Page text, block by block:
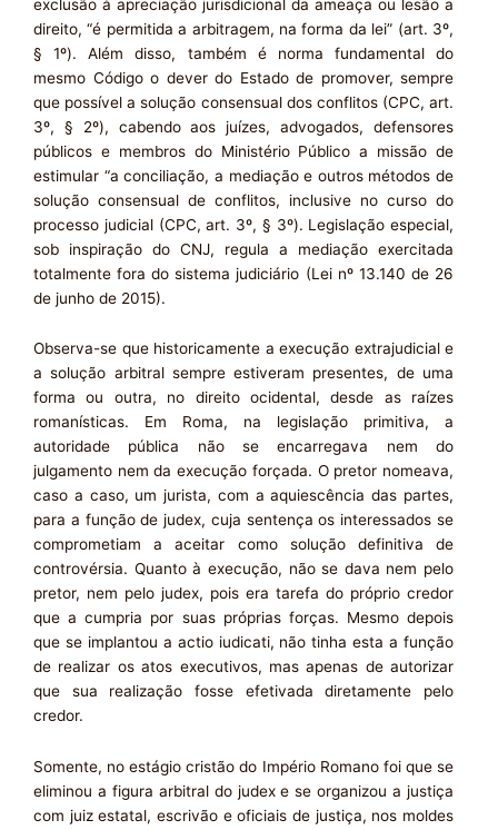
exclusão à apreciação jurisdicional da ameaça ou lesão a
direito, “é permitida a arbitragem, na forma da lei” (art. 3º,
§ 1º). Além disso, também é norma fundamental do
mesmo Código o dever do Estado de promover, sempre
que possível a solução consensual dos conflitos (CPC, art.
3º, § 2º), cabendo aos juízes, advogados, defensores
públicos e membros do Ministério Público a missão de
estimular “a conciliação, a mediação e outros métodos de
solução consensual de conflitos, inclusive no curso do
processo judicial (CPC, art. 3º, § 3º). Legislação especial,
sob inspiração do CNJ, regula a mediação exercitada
totalmente fora do sistema judiciário (Lei nº 13.140 de 26
de junho de 2015).
Observa-se que historicamente a execução extrajudicial e
a solução arbitral sempre estiveram presentes, de uma
forma ou outra, no direito ocidental, desde as raízes
romanísticas. Em Roma, na legislação primitiva, a
autoridade pública não se encarregava nem do
julgamento nem da execução forçada. O pretor nomeava,
caso a caso, um jurista, com a aquiescência das partes,
para a função de judex, cuja sentença os interessados se
comprometiam a aceitar como solução definitiva de
controvérsia. Quanto à execução, não se dava nem pelo
pretor, nem pelo judex, pois era tarefa do próprio credor
que a cumpria por suas próprias forças. Mesmo depois
que se implantou a actio iudicati, não tinha esta a função
de realizar os atos executivos, mas apenas de autorizar
que sua realização fosse efetivada diretamente pelo
credor.
Somente, no estágio cristão do Império Romano foi que se
eliminou a figura arbitral do judex e se organizou a justiça
com juiz estatal, escrivão e oficiais de justiça, nos moldes